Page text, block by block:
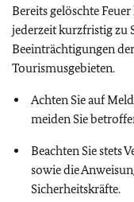
Bereits gelöschte
jederzeit kurzfristig zu
Beeinträchtigungen
Tourismusgebieten.
Achten Sie auf
meiden Sie
Beachten Sie stets
sowie die
Sicherheitskräfte.